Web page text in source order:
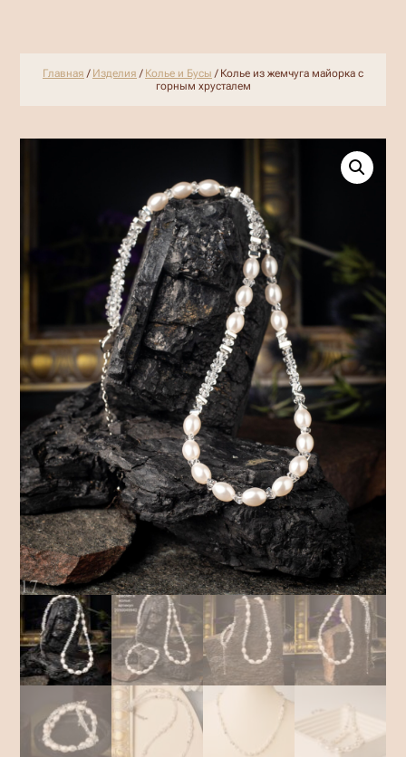
Главная / Изделия / Колье и Бусы / Колье из жемчуга майорка с
горным хрусталем